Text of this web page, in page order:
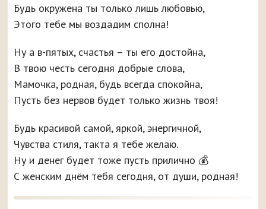
Будь окружена ты только лишь любовью,
Этого тебе мы воздадим сполна!
Ну а в-пятых, счастья – ты его достойна,
В твою честь сегодня добрые слова,
Мамочка, родная, будь всегда спокойна,
Пусть без нервов будет только жизнь твоя!
Будь красивой самой, яркой, энергичной,
Чувства стиля, такта я тебе желаю.
Ну и денег будет тоже пусть прилично 💰
С женским днём тебя сегодня, от души, родная!